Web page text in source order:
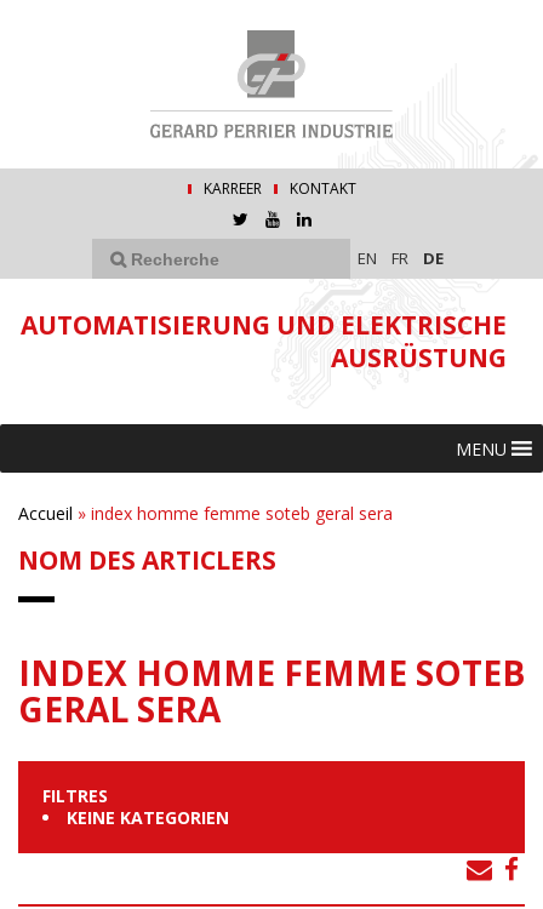
KARREER KONTAKT
EN FR DE
AUTOMATISIERUNG UND ELEKTRISCHE
AUSRÜSTUNG
MENU
Accueil » index homme femme soteb geral sera
NOM DES ARTICLERS
INDEX HOMME FEMME SOTEB
GERAL SERA
FILTRES
KEINE KATEGORIEN